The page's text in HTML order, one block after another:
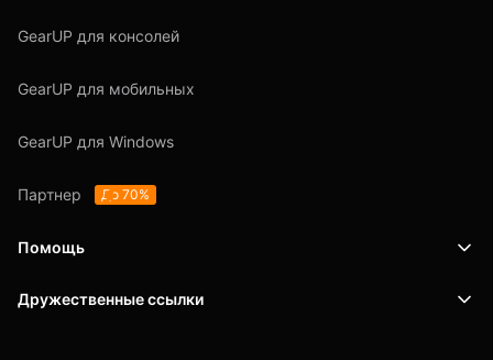
GearUP для консолей
GearUP для мобильных
GearUP для Windows
Партнер До 70%
Помощь
Поддержка
Дружественные ссылки